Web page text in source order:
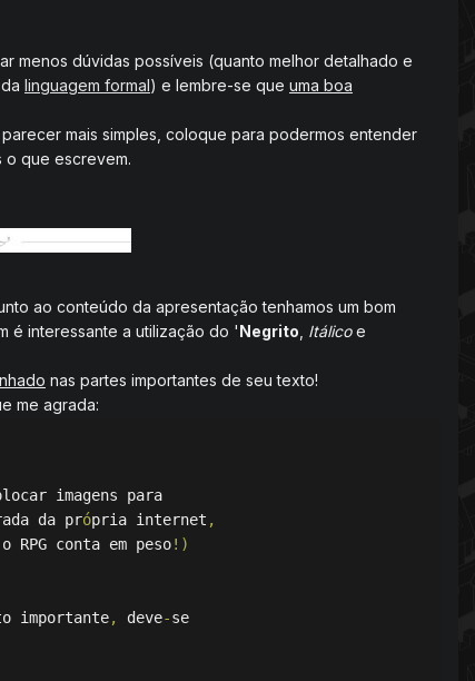
menos dúvidas possíveis (quanto melhor detalhado e
linguagem formal) e lembre-se que uma boa
mais simples, coloque para podermos entender
o que escrevem.
ao conteúdo da apresentação tenhamos um bom
é interessante a utilização do 'Negrito Itálicoe
nas partes importantes de seu texto!
me agrada:
imagens para
da própria internet ,
o RPG conta em peso!)
importante, deve-se